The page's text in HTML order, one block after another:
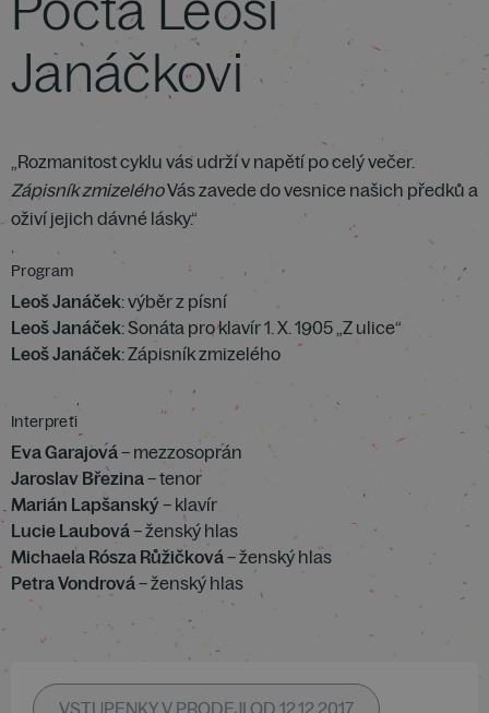
Janáčkovi
„Rozmanitost cyklu vás udrží v napětí po celý večer.
Zápisník zmizeléhoVás zavede do vesnice našich předků a
oživí jejich dávné lásky.“
Program
Leoš Janáček: výběr z písní
Leoš Janáček: Sonáta pro klavír 1. X. 1905 „Z ulice“
Leoš Janáček: Zápisník zmizelého
Interpreti
Eva Garajová– mezzosoprán
Jaroslav Březina– tenor
Marián Lapšanský– klavír
Lucie Laubová– ženský hlas
Michaela Rósza Růžičková– ženský hlas
Petra Vondrová– ženský hlas
VSTUPENKY V PRODEJI OD 12.12.2017